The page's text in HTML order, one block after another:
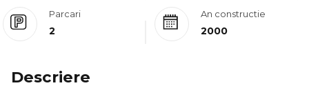
Parcari
2
An constructie
2000
Descriere